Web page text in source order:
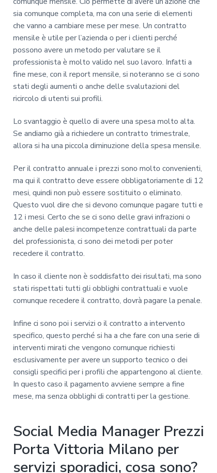
sia comunque completa, ma con una serie di elementi
che vanno a cambiare mese per mese. Un contratto
mensile è utile per l’azienda o per i clienti perché
possono avere un metodo per valutare se il
professionista è molto valido nel suo lavoro. Infatti a
fine mese, con il report mensile, si noteranno se ci sono
stati degli aumenti o anche delle svalutazioni del
ricircolo di utenti sui profili.
Lo svantaggio è quello di avere una spesa molto alta.
Se andiamo già a richiedere un contratto trimestrale,
allora si ha una piccola diminuzione della spesa mensile.
Per il contratto annuale i prezzi sono molto convenienti,
ma qui il contratto deve essere obbligatoriamente di 12
mesi, quindi non può essere sostituito o eliminato.
Questo vuol dire che si devono comunque pagare tutti e
12 i mesi. Certo che se ci sono delle gravi infrazioni o
anche delle palesi incompetenze contrattuali da parte
del professionista, ci sono dei metodi per poter
recedere il contratto.
In caso il cliente non è soddisfatto dei risultati, ma sono
stati rispettati tutti gli obblighi contrattuali e vuole
comunque recedere il contratto, dovrà pagare la penale.
Infine ci sono poi i servizi o il contratto a intervento
specifico, questo perché si ha a che fare con una serie di
interventi mirati che vengono comunque richiesti
esclusivamente per avere un supporto tecnico o dei
consigli specifici per i profili che appartengono al cliente.
In questo caso il pagamento avviene sempre a fine
mese, ma senza obblighi di contratti per la gestione.
Social Media Manager Prezzi
Porta Vittoria Milano per
servizi sporadici, cosa sono?